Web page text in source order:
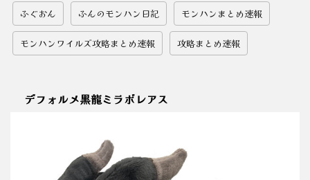
ふぐおん ふんのモンハン日記 モンハンまとめ速報
モンハンワイルズ攻略まとめ速報 攻略まとめ速報
デフォルメ黒龍ミラボレアス